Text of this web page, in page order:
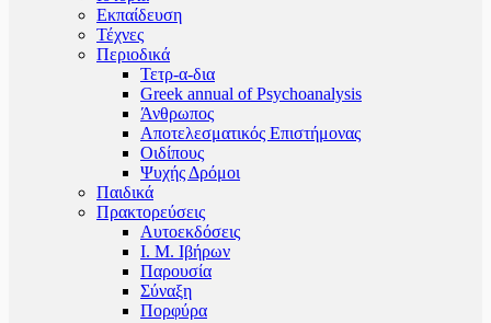
Εκπαίδευση
Τέχνες
Περιοδικά
Τετρ-α-δια
Greek annual of Psychoanalysis
Άνθρωπος
Αποτελεσματικός Επιστήμονας
Οιδίπους
Ψυχής Δρόμοι
Παιδικά
Πρακτoρεύσεις
Αυτοεκδόσεις
Ι. Μ. Ιβήρων
Παρουσία
Σύναξη
Πορφύρα